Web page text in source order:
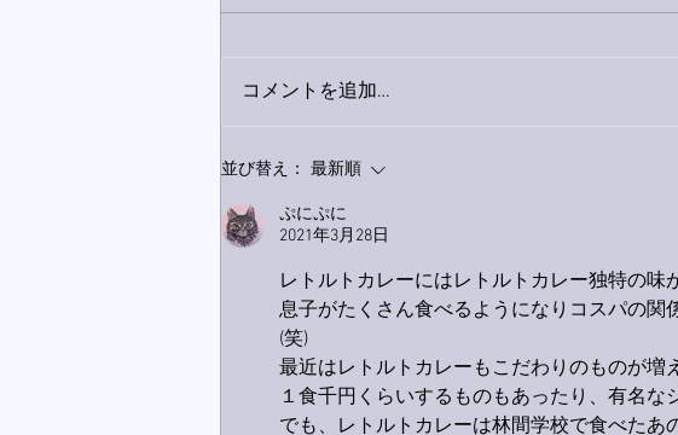
コメントを追加…
並び替え： 最新順
ぷにぷに
2021年3月28日
レトルトカレーにはレトルトカレー独特の
息子がたくさん食べるようになりコスパの
(笑)
最近はレトルトカレーもこだわりのものが増
１食千円くらいするものもあったり、有名な
でも、レトルトカレーは林間学校で食べたあ